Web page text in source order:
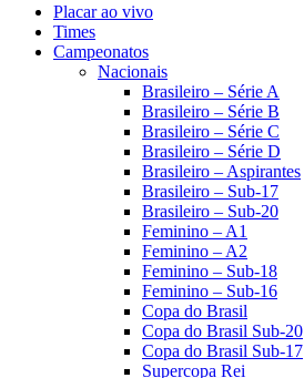
Placar ao vivo
Times
Campeonatos
Nacionais
Brasileiro – Série A
Brasileiro – Série B
Brasileiro – Série C
Brasileiro – Série D
Brasileiro – Aspirantes
Brasileiro – Sub-17
Brasileiro – Sub-20
Feminino – A1
Feminino – A2
Feminino – Sub-18
Feminino – Sub-16
Copa do Brasil
Copa do Brasil Sub-20
Copa do Brasil Sub-17
Supercopa Rei